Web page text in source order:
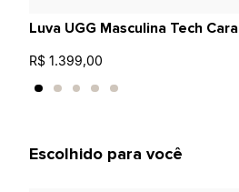
Luva UGG Masculina Tech
R$ 1.399,00
Escolhido para você